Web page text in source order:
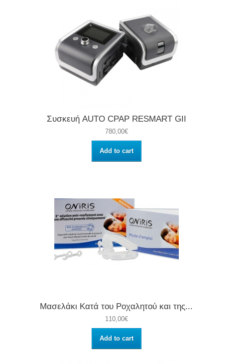
Συσκευή AUTO CPAP RESMART GII
780,00€
Add to cart
Μασελάκι Κατά του Ροχαλητού και της...
110,00€
Add to cart